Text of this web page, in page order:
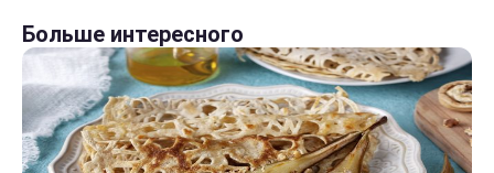
Больше интересного